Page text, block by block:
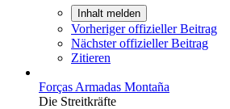
Inhalt melden
Vorheriger offizieller Beitrag
Nächster offizieller Beitrag
Zitieren
Forças Armadas Montaña
Die Streitkräfte